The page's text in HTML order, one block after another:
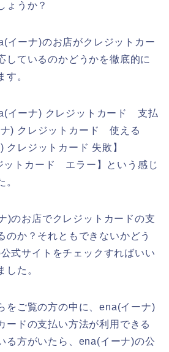
ょうか？
イーナ)のお店がクレジットカー
しているのかどうかを徹底的に
す。
イーナ) クレジットカード 支払
) クレジットカード 使える
レジットカード 失敗】
ットカード エラー】という感じ
。
)のお店でクレジットカードの支
のか？それともできないかどう
式サイトをチェックすればいい
した。
をご覧の方の中に、ena(イーナ)
ードの支払い方法が利用できる
る方がいたら、ena(イーナ)の公